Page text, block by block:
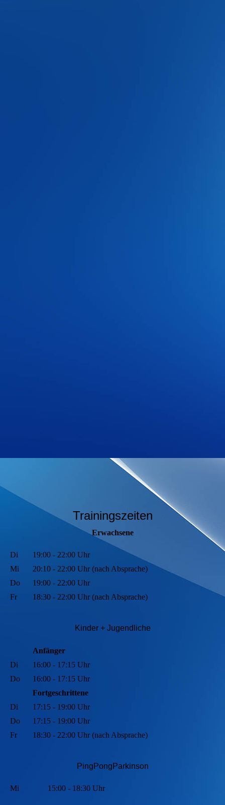
Trainingszeiten
Erwachsene
Di
19:00 - 22:00 Uhr
Mi
20:10 - 22:00 Uhr (nach Absprache)
Do
19:00 - 22:00 Uhr
Fr
18:30 - 22:00 Uhr (nach Absprache)
Kinder + Jugendliche
Anfänger
Di
16:00 - 17:15 Uhr
Do
16:00 - 17:15 Uhr
Fortgeschrittene
Di
17:15 - 19:00 Uhr
Do
17:15 - 19:00 Uhr
Fr
18:30 - 22:00 Uhr (nach Absprache)
PingPongParkinson
Mi 15:00 - 18:30 Uhr